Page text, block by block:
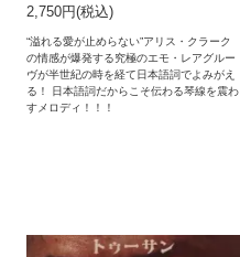
2,750円(税込)
“溢れる愛が止めらない”アリス・クラーク
の情感が爆発する究極のエモ・レアグルー
ヴが半世紀の時を経て日本語詞でよみがえ
る！ 日本語詞だからこそ伝わる琴線を震わ
すメロディ！！！